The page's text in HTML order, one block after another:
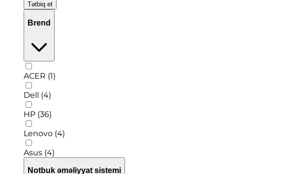
Tətbiq et
Brend
ACER (1)
Dell (4)
HP (36)
Lenovo (4)
Asus (4)
Notbuk əməliyyat sistemi